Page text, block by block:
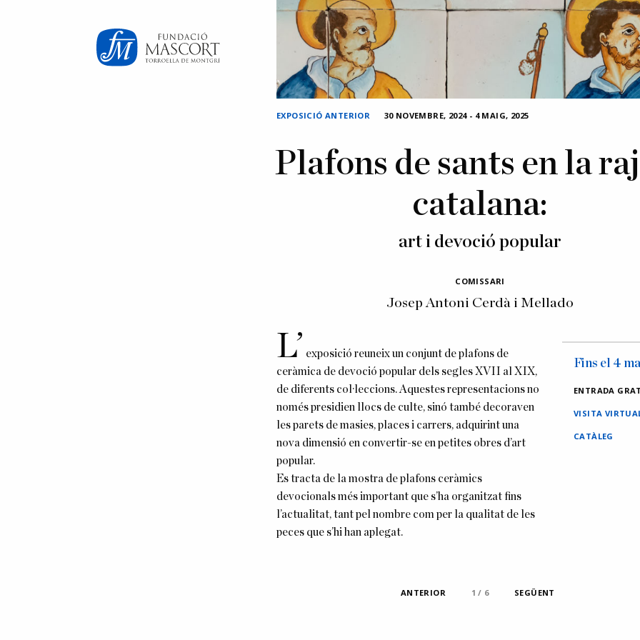
EXPOSICIÓ ANTERIOR 30 NOVEMBRE, 2024- 4 MAIG, 2025
Plafons de sants en la
catalana:
art i devoció popular
COMISSARI
Josep Antoni Cerdà i Mellado
L’ exposició reuneix un conjunt de plafons de
ceràmica de devoció popular dels segles XVII al XIX,
de diferents col·leccions. Aquestes representacions no
només presidien llocs de culte, sinó també decoraven
les parets de masies, places i carrers, adquirint una
nova dimensió en convertir-se en petites obres d’art
popular.
Es tracta de la mostra de plafons ceràmics
devocionals més important que s’ha organitzat fins
l’actualitat, tant pel nombre com per la qualitat de les
peces que s’hi han aplegat.
Fins el 4
ENTRADA
VISITA
CATÀLEG
ANTERIOR 1 / 6
2 / 6
3 / 6
4 / 6
5 / 6
6 / 6 SEGÜENT